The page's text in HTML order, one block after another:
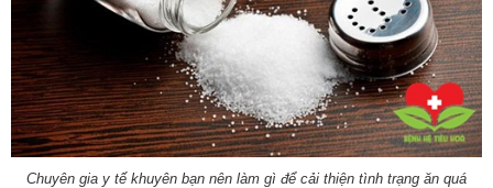
Chuyên gia y tế khuyên bạn nên làm gì để cải thiện tình trạng ăn quá